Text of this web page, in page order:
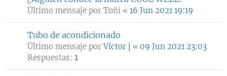
Último mensaje por Toñi « 16 Jun 2021 19:19
Tubo de acondicionado
Último mensaje porVíctor j « 09 Jun 2021 23:03
Respuestas: 1